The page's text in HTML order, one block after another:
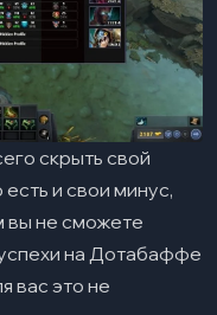
скрыть свой
и свои минус,
вы не сможете
на Дотабаффе
вас это не